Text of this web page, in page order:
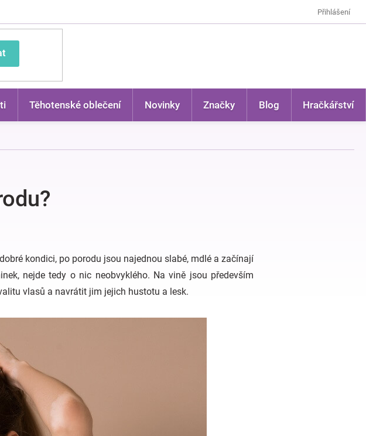
Přihlášení
Těhotenské oblečení Novinky Značky Blog Hračkářství
kondici, po porodu jsou najednou slabé, mdlé a začínají
nejde tedy o nic neobvyklého. Na vině jsou především
vlasů a navrátit jim jejich hustotu a lesk.